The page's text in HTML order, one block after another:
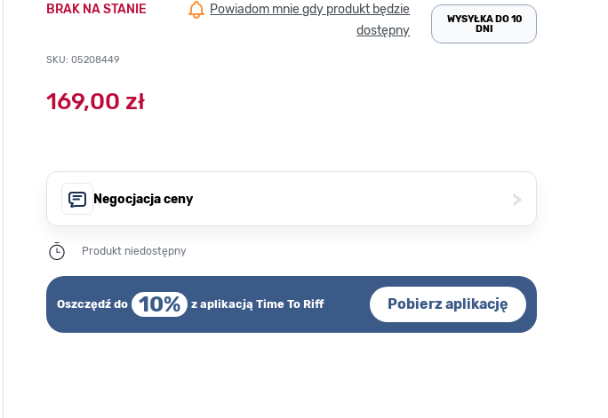
BRAK NA STANIE
Powiadom mnie gdy produkt będzie
dostępny
SKU: 05208449
WYSYŁKA DO 10
DNI
169,00 zł
Negocjacja ceny >
Produkt niedostępny
Oszczędź do 10% z aplikacją Time To Riff Pobierz aplikację